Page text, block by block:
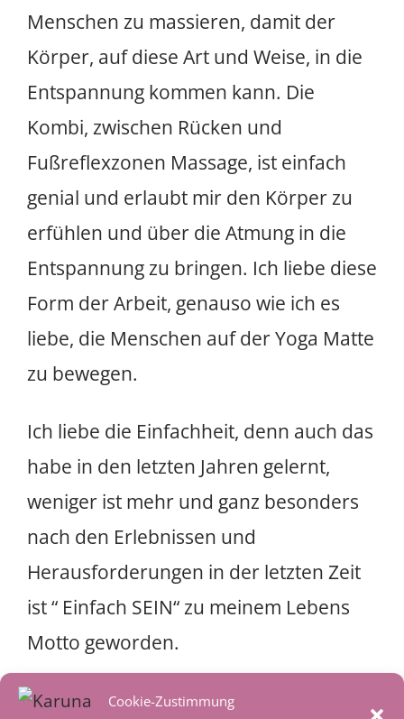
Cookie-Zustimmung
Menschen zu massieren, damit der
Körper, auf diese Art und Weise, in die
Entspannung kommen kann. Die
Kombi, zwischen Rücken und
Fußreflexzonen Massage, ist einfach
genial und erlaubt mir den Körper zu
erfühlen und über die Atmung in die
Entspannung zu bringen. Ich liebe diese
Form der Arbeit, genauso wie ich es
liebe, die Menschen auf der Yoga Matte
zu bewegen.
Ich liebe die Einfachheit, denn auch das
habe in den letzten Jahren gelernt,
weniger ist mehr und ganz besonders
nach den Erlebnissen und
Herausforderungen in der letzten Zeit
ist “ Einfach SEIN“ zu meinem Lebens
Motto geworden.
Buche Dir gerne Deine Auszeit auf